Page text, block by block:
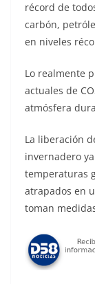
récord de
carbón,
en niveles
Lo realmente
actuales de
atmósfera
La liberación
invernadero
temperaturas
atrapados en
toman